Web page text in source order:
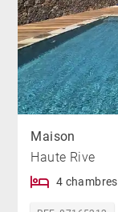
Maison
Haute Rive
4 chambres